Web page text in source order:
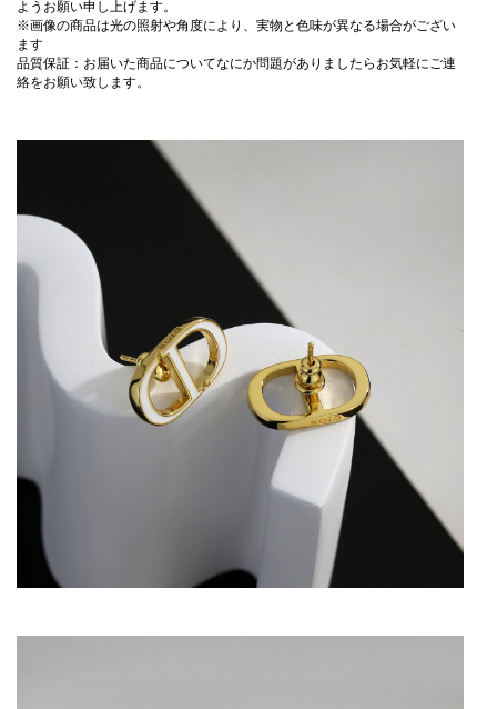
ようお願い申し上げます。
※画像の商品は光の照射や角度により、実物と色味が異なる場合がござい
ます
品質保証：お届いた商品についてなにか問題がありましたらお気軽にご連
絡をお願い致します。